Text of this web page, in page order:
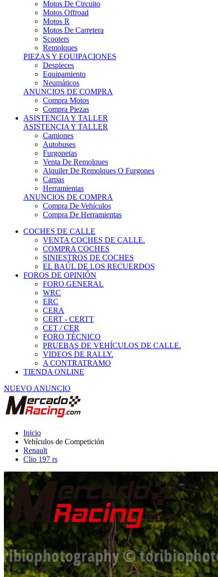
Motos R
Motos De Carretera
Scooters
Remolques
PIEZAS Y EQUIPACIONES
Despieces
Equipamiento
Neumáticos
ANUNCIOS DE COMPRA
Compra Motos
Compra Piezas
ASISTENCIA Y TALLER
ASISTENCIA Y TALLER
Camiones
Autobuses
Furgonetas
Venta De Remolques
Alquiler De Remolques O Furgones
Carpas
Herramientas
ANUNCIOS DE COMPRA
Compra De Vehículos
Compra De Herramientas
COCHES DE CALLE
VENTA COCHES DE CALLE.
COMPRA COCHES
SINIESTROS DE COCHES
EL BAÚL DE LOS RECUERDOS
FOROS DE OPINIÓN
FORO GENERAL
WRC
ERC
CERA
CERT - CERTT
CET / CER
FORO TÉCNICO
PRUEBAS DE VEHÍCULOS DE CALLE.
VIDEOS DE RALLY.
A CONTRATRAMO
TIENDA ONLINE
NUEVO ANUNCIO
Vehículos de Competición
Renault
Clio 197 rs